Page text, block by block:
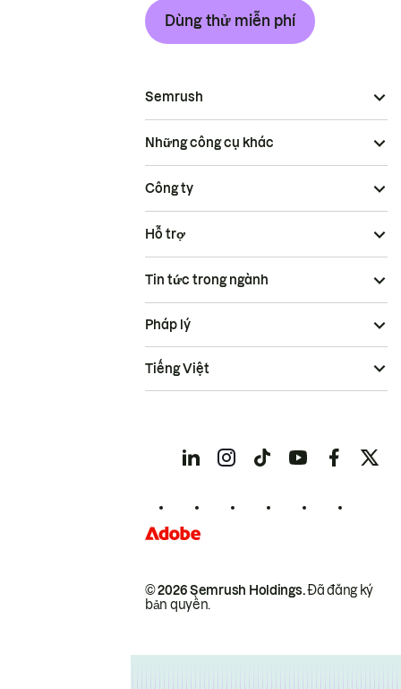
Dùng thử miễn phí
Semrush
Những công cụ khác
Công ty
Hỗ trợ
Tin tức trong ngành
© 2026 Semrush Holdings.Đã đăng ký
bản quyền.
Pháp lý
Tiếng Việt